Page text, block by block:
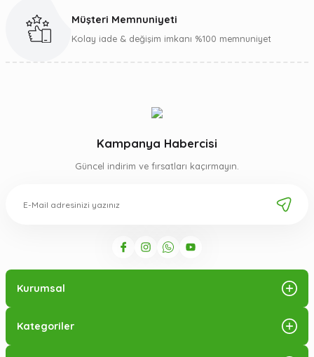
Gönder
Müşteri Memnuniyeti
Kolay iade & değişim imkanı %100 memnuniyet
Kampanya Habercisi
Güncel indirim ve fırsatları kaçırmayın.
Kurumsal
Kategoriler